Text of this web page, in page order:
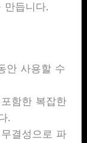
만듭니다.
안 사용할 수
함한 복잡한
.
결성으로 파